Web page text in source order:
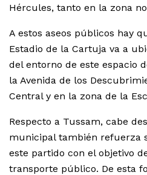
Hércules, tanto en la zona
A estos aseos públicos hay
Estadio de la Cartuja va a
del entorno de este espacio
la Avenida de los
Central y en la zona de la
Respecto a Tussam, cabe
municipal también refuerza
este partido con el objetivo
transporte público. De esta